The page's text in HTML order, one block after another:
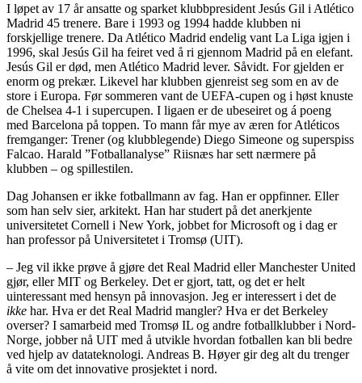
I løpet av 17 år ansatte og sparket klubbpresident Jesús Gil i Atlético
Madrid 45 trenere. Bare i 1993 og 1994 hadde klubben ni
forskjellige trenere. Da Atlético Madrid endelig vant La Liga igjen i
1996, skal Jesús Gil ha feiret ved å ri gjennom Madrid på en elefant.
Jesús Gil er død, men Atlético Madrid lever. Såvidt. For gjelden er
enorm og prekær. Likevel har klubben gjenreist seg som en av de
store i Europa. Før sommeren vant de UEFA-cupen og i høst knuste
de Chelsea 4-1 i supercupen. I ligaen er de ubeseiret og á poeng
med Barcelona på toppen. To mann får mye av æren for Atléticos
fremganger: Trener (og klubblegende) Diego Simeone og superspiss
Falcao. Harald ”Fotballanalyse” Riisnæs har sett nærmere på
klubben – og spillestilen.
Dag Johansen er ikke fotballmann av fag. Han er oppfinner. Eller
som han selv sier, arkitekt. Han har studert på det anerkjente
universitetet Cornell i New York, jobbet for Microsoft og i dag er
han professor på Universitetet i Tromsø (UIT).
– Jeg vil ikke prøve å gjøre det Real Madrid eller Manchester United
gjør, eller MIT og Berkeley. Det er gjort, tatt, og det er helt
uinteressant med hensyn på innovasjon. Jeg er interessert i det de
ikke har. Hva er det Real Madrid mangler? Hva er det Berkeley
overser? I samarbeid med Tromsø IL og andre fotballklubber i Nord-
Norge, jobber nå UIT med å utvikle hvordan fotballen kan bli bedre
ved hjelp av datateknologi. Andreas B. Høyer gir deg alt du trenger
å vite om det innovative prosjektet i nord.